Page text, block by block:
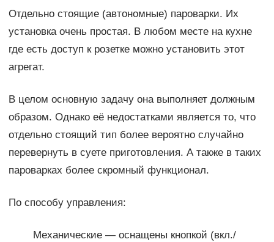
Отдельно стоящие (автономные) пароварки. Их
установка очень простая. В любом месте на кухне
где есть доступ к розетке можно установить этот
агрегат.
В целом основную задачу она выполняет должным
образом. Однако её недостатками является то, что
отдельно стоящий тип более вероятно случайно
перевернуть в суете приготовления. А также в таких
пароварках более скромный функционал.
По способу управления:
Механические — оснащены кнопкой (вкл./